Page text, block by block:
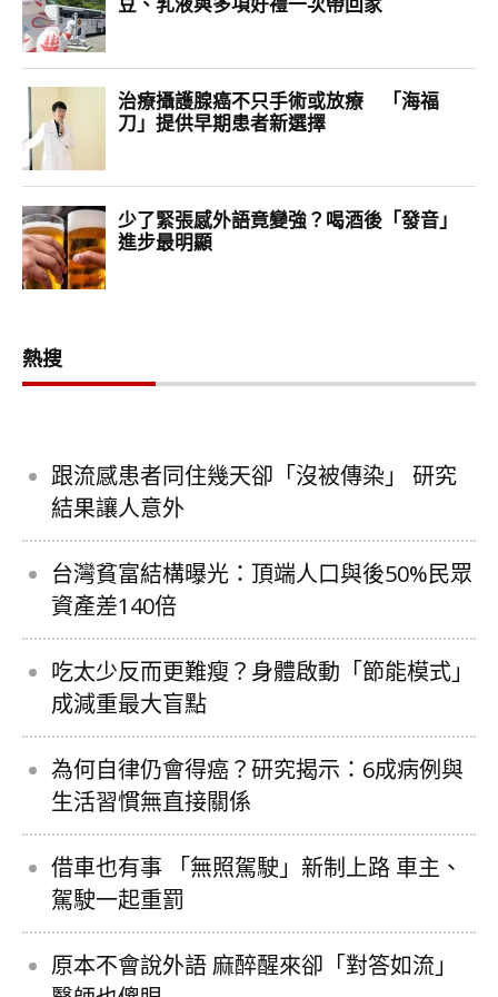
熱搜
跟流感患者同住幾天卻「沒被傳染」 研究
結果讓人意外
台灣貧富結構曝光：頂端人口與後50%民眾
資產差140倍
吃太少反而更難瘦？身體啟動「節能模式」
成減重最大盲點
為何自律仍會得癌？研究揭示：6成病例與
生活習慣無直接關係
借車也有事 「無照駕駛」新制上路 車主、
駕駛一起重罰
原本不會說外語 麻醉醒來卻「對答如流」